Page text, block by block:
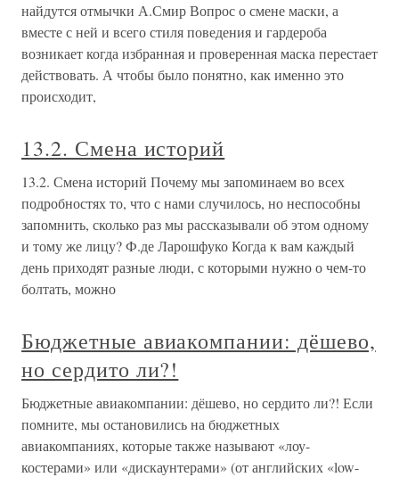
найдутся отмычки А.Смир Вопрос о смене маски, а
вместе с ней и всего стиля поведения и гардероба
возникает когда избранная и проверенная маска перестает
действовать. А чтобы было понятно, как именно это
происходит,
13.2. Смена историй
13.2. Смена историй Почему мы запоминаем во всех
подробностях то, что с нами случилось, но неспособны
запомнить, сколько раз мы рассказывали об этом одному
и тому же лицу? Ф.де Ларошфуко Когда к вам каждый
день приходят разные люди, с которыми нужно о чем-то
болтать, можно
Бюджетные авиакомпании: дёшево,
но сердито ли?!
Бюджетные авиакомпании: дёшево, но сердито ли?! Если
помните, мы остановились на бюджетных
авиакомпаниях, которые также называют «лоу-
костерами» или «дискаунтерами» (от английских «low-